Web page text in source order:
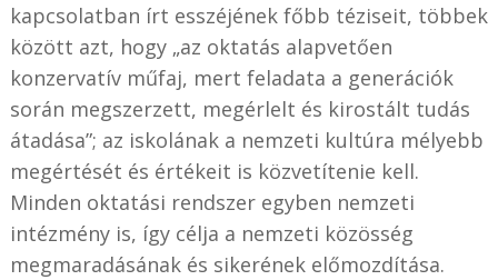
kapcsolatban írt esszéjének főbb téziseit, többek
között azt, hogy „az oktatás alapvetően
konzervatív műfaj, mert feladata a generációk
során megszerzett, megérlelt és kirostált tudás
átadása”; az iskolának a nemzeti kultúra mélyebb
megértését és értékeit is közvetítenie kell.
Minden oktatási rendszer egyben nemzeti
intézmény is, így célja a nemzeti közösség
megmaradásának és sikerének előmozdítása.